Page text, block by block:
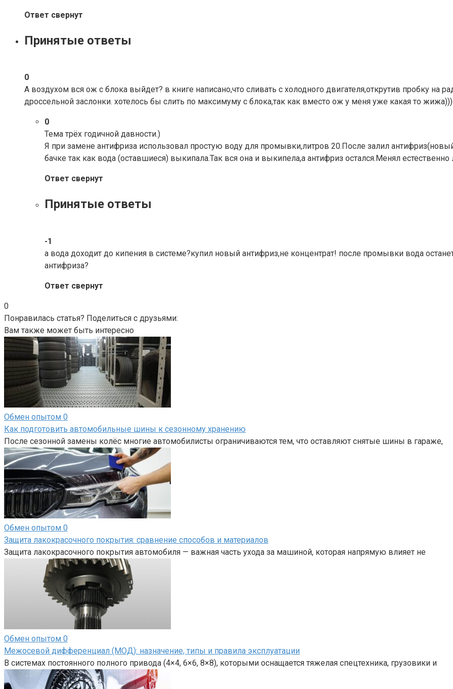
Ответ свернут
Принятые ответы
0
А воздухом вся ож с блока выйдет? в книге написано,что сливать с холодного двигателя,открутив пробку на
дроссельной заслонки. хотелось бы слить по максимуму с блока,так как вместо ож у меня уже какая то
0
Тема трёх годичной давности.)
Я при замене антифриза использовал простую воду для промывки,литров 20.После залил
бачке так как вода (оставшиеся) выкипала.Так вся она и выкипела,а антифриз остался.Менял естественно
Ответ свернут
Принятые ответы
-1
а вода доходит до кипения в системе?купил новый антифриз,не концентрат! после промывки вода
антифриза?
Ответ свернут
0
Понравилась статья? Поделиться с друзьями:
Вам также может быть интересно
Обмен опытом 0
Как подготовить автомобильные шины к сезонному хранению
После сезонной замены колёс многие автомобилисты ограничиваются тем, что оставляют снятые шины в гараже,
Обмен опытом 0
Защита лакокрасочного покрытия: сравнение способов и материалов
Защита лакокрасочного покрытия автомобиля — важная часть ухода за машиной, которая напрямую влияет не
Обмен опытом 0
Межосевой дифференциал (МОД): назначение, типы и правила эксплуатации
В системах постоянного полного привода (4×4, 6×6, 8×8), которыми оснащается тяжелая спецтехника, грузовики и